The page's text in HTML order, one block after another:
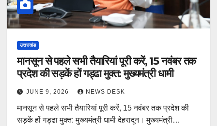
उत्तराखंड
मानसून से पहले सभी तैयारियां पूरी करें, 15 नवंबर तक
प्रदेश की सड़कें हों गड्ढा मुक्त: मुख्यमंत्री धामी
JUNE 9, 2026 NEWS DESK
मानसून से पहले सभी तैयारियां पूरी करें, 15 नवंबर तक प्रदेश की
सड़कें हों गड्ढा मुक्त: मुख्यमंत्री धामी देहरादून। मुख्यमंत्री…